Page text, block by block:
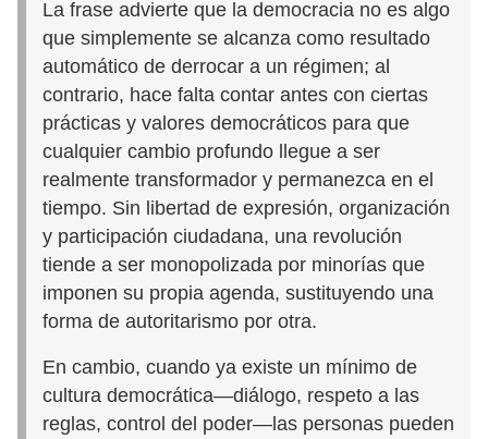
La frase advierte que la democracia no es algo
que simplemente se alcanza como resultado
automático de derrocar a un régimen; al
contrario, hace falta contar antes con ciertas
prácticas y valores democráticos para que
cualquier cambio profundo llegue a ser
realmente transformador y permanezca en el
tiempo. Sin libertad de expresión, organización
y participación ciudadana, una revolución
tiende a ser monopolizada por minorías que
imponen su propia agenda, sustituyendo una
forma de autoritarismo por otra.
En cambio, cuando ya existe un mínimo de
cultura democrática—diálogo, respeto a las
reglas, control del poder—las personas pueden